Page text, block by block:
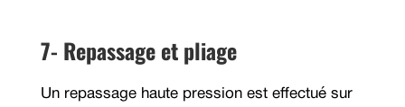
7- Repassage et pliage
Un repassage haute pression est effectué sur